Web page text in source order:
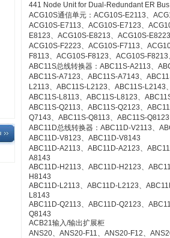
441 Node Unit for Dual-Redundant ER
ACG10S通信单元：ACG10S-E2113、
ACG10S-E7113、ACG10S-E7123、
E8123、ACG10S-E8213、ACG10S-
ACG10S-F2223、ACG10S-F7113、
F8113、ACG10S-F8123、ACG10S-
ABC11S总线转换器：ABC11S-A2113、
ABC11S-A7123、ABC11S-A7143、
L2113、ABC11S-L2123、ABC11S-
ABC11S-L8113、ABC11S-L8123、
ABC11S-Q2113、ABC11S-Q2123、
Q7143、ABC11S-Q8113、ABC11S-
ABC11D总线转换器：ABC11D-V2113、
ABC11D-V8123、ABC11D-V8143
ABC11D-A2113、ABC11D-A2123、
A8143
ABC11D-H2113、ABC11D-H2123、
H8143
ABC11D-L2113、ABC11D-L2123、
L8143
ABC11D-Q2113、ABC11D-Q2123、
Q8143
ACB21输入/输出扩展柜
ANS20、ANS20-F11、ANS20-F12、